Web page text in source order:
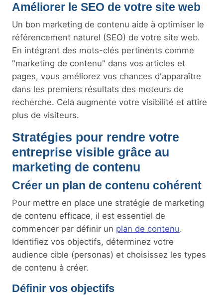
Améliorer le SEO de votre site web
Un bon marketing de contenu aide à optimiser le
référencement naturel (SEO) de votre site web.
En intégrant des mots-clés pertinents comme
"marketing de contenu" dans vos articles et
pages, vous améliorez vos chances d'apparaître
dans les premiers résultats des moteurs de
recherche. Cela augmente votre visibilité et attire
plus de visiteurs.
Stratégies pour rendre votre
entreprise visible grâce au
marketing de contenu
Créer un plan de contenu cohérent
Pour mettre en place une stratégie de marketing
de contenu efficace, il est essentiel de
commencer par définir un plan de contenu.
Identifiez vos objectifs, déterminez votre
audience cible (personas) et choisissez les types
de contenu à créer.
Définir vos objectifs